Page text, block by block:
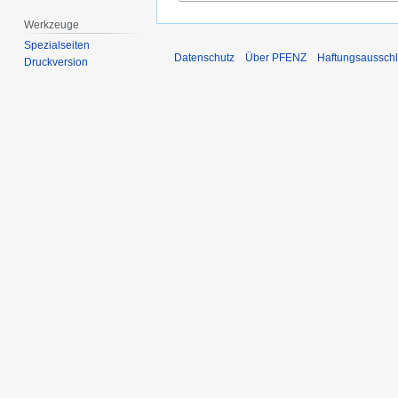
Werkzeuge
Spezialseiten
Druckversion
Datenschutz Über PFENZ